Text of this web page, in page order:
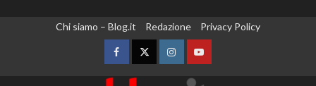
Chi siamo – Blog.it Redazione Privacy Policy
FacebookTwitterInstagramYouTube
Tradimenti di Benjamin Mascolo:
Bella Thorne rivela i segreti nascosti
della loro relazione.